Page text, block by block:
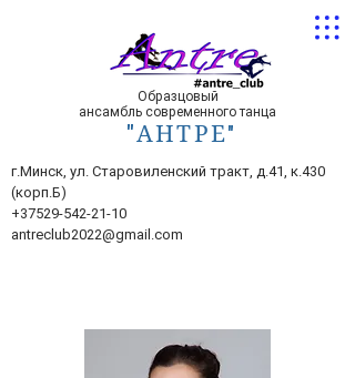
Образцовый
ансамбль современного танца
"АНТРЕ"
г.Минск, ул. Старовиленский тракт, д.41, к.430
(корп.Б)
+37529-542-21-10
antreclub2022@gmail.com